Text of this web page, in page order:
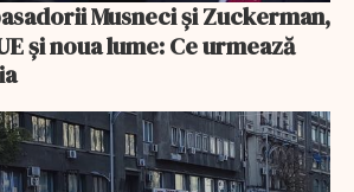
și noua lume: Ce urmează